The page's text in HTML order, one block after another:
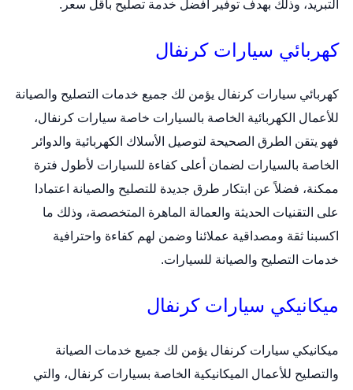
التبريد، وذلك بهدف توفير أفضل خدمة تصليح بأقل سعر.
كهربائي سيارات كرنفال
كهربائي سيارات كرنفال يؤمن لك جميع خدمات التصليح والصيانة
للأعمال الكهربائية الخاصة بالسيارات خاصة سيارات كرنفال،
فهو يتقن الطرق الصحيحة لتوصيل الأسلاك الكهربائية والدوائر
الخاصة بالسيارات لضمان أعلى كفاءة للسيارات لأطول فترة
ممكنة، فضلاً عن ابتكار طرق جديدة للتصليح والصيانة اعتمادا
على التقنيات الحديثة والعمالة الماهرة المتخصصة، وذلك ما
اكسبنا ثقة ومصداقية عملائنا وضمن لهم كفاءة واحترافية
خدمات التصليح والصيانة للسيارات.
ميكانيكي سيارات كرنفال
ميكانيكي سيارات كرنفال يؤمن لك جميع خدمات الصيانة
والتصليح للأعمال الميكانيكية الخاصة بسيارات كرنفال، والتي